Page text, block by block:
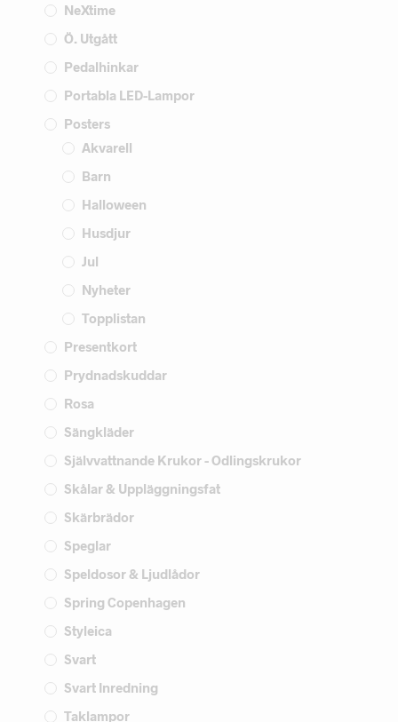
NeXtime
Ö. Utgått
Pedalhinkar
Portabla LED-Lampor
Posters
Akvarell
Barn
Halloween
Husdjur
Jul
Nyheter
Topplistan
Presentkort
Prydnadskuddar
Rosa
Sängkläder
Självvattnande Krukor - Odlingskrukor
Skålar & Uppläggningsfat
Skärbrädor
Speglar
Speldosor & Ljudlådor
Spring Copenhagen
Styleica
Svart
Svart Inredning
Taklampor